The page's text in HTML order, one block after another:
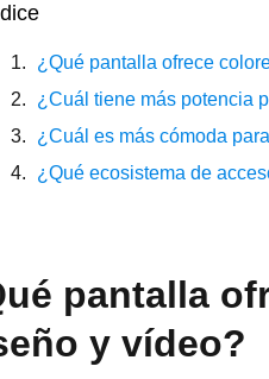
¿Qué pantalla ofrece
¿Cuál tiene más potencia
¿Cuál es más cómoda
¿Qué ecosistema de
pantalla
y vídeo?